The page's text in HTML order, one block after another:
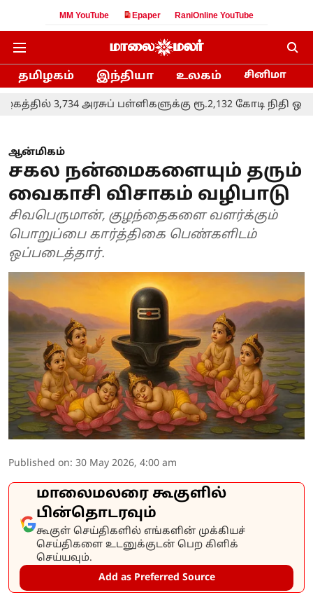
MM YouTube Epaper RaniOnline YouTube
தமிழகம் இந்தியா உலகம் சினிமா
அரசுப் பள்ளிகளுக்கு ரூ.2,132 கோடி நிதி ஒதுக்கீடு:
ஆன்மிகம்
சகல நன்மைகளையும் தரும்
வைகாசி விசாகம் வழிபாடு
சிவபெருமான், குழந்தைகளை வளர்க்கும்
பொறுப்பை கார்த்திகை பெண்களிடம்
ஒப்படைத்தார்.
Published on: 30 May 2026, 4:00 am
மாலைமலரை கூகுளில்
பின்தொடரவும்
கூகுள் செய்திகளில் எங்களின் முக்கியச்
செய்திகளை உடனுக்குடன் பெற கிளிக்
செய்யவும்.
Add as Preferred Source